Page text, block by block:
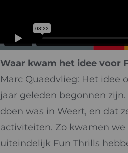
Waar kwam het idee voor
Marc Quaedvlieg: Het idee
jaar geleden begonnen
doen was in Weert, en dat
activiteiten. Zo kwamen
uiteindelijk Fun Thrills